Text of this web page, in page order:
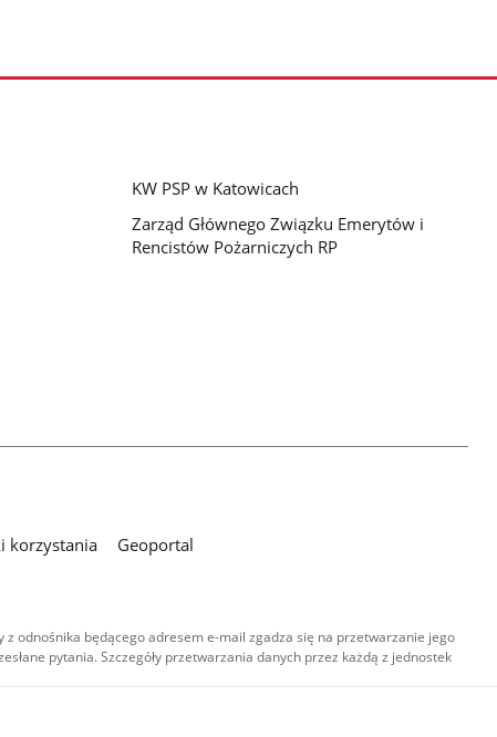
KW PSP w Katowicach
Zarząd Głównego Związku Emerytów i
Rencistów Pożarniczych RP
korzystania
Geoportal
odnośnika będącego adresem e-mail zgadza się na przetwarzanie jego
pytania. Szczegóły przetwarzania danych przez każdą z jednostek